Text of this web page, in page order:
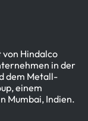
Hindalco
in der
dem Metall-
einem
Mumbai, Indien.